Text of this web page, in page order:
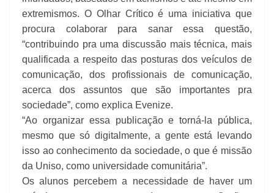
extremismos. O Olhar Crítico é uma iniciativa que
procura colaborar para sanar essa questão,
“contribuindo pra uma discussão mais técnica, mais
qualificada a respeito das posturas dos veículos de
comunicação, dos profissionais de comunicação,
acerca dos assuntos que são importantes pra
sociedade”, como explica Evenize.
“Ao organizar essa publicação e torná-la pública,
mesmo que só digitalmente, a gente está levando
isso ao conhecimento da sociedade, o que é missão
da Uniso, como universidade comunitária”.
Os alunos percebem a necessidade de haver um